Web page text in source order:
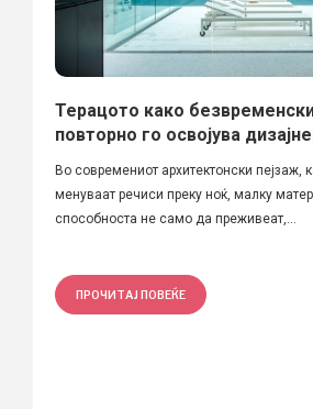
Терацотo како
повторно го освојува
Во современиот архитектонски пејзаж,
менуваат речиси преку ноќ, малку
способноста не само да преживеат,...
ПРОЧИТАЈ ПОВЕЌЕ